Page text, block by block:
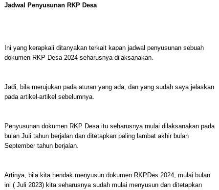
Jadwal Penyusunan RKP Desa
Ini yang kerapkali ditanyakan terkait kapan jadwal penyusunan sebuah
dokumen RKP Desa 2024 seharusnya dilaksanakan.
Jadi, bila merujukan pada aturan yang ada, dan yang sudah saya jelaskan
pada artikel-artikel sebelumnya.
Penyusunan dokumen RKP Desa itu seharusnya mulai dilaksanakan pada
bulan Juli tahun berjalan dan ditetapkan paling lambat akhir bulan
September tahun berjalan.
Artinya, bila kita hendak menyusun dokumen RKPDes 2024, mulai bulan
ini ( Juli 2023) kita seharusnya sudah mulai menyusun dan ditetapkan